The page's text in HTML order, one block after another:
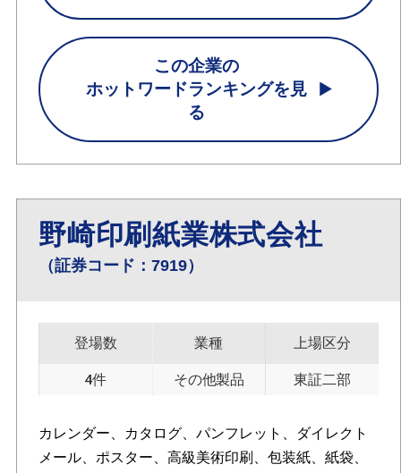
この企業の
ホットワードランキングを見
る
野崎印刷紙業株式会社
（証券コード：7919）
登場数
4件
業種
その他製品
上場区分
東証二部
カレンダー、カタログ、パンフレット、ダイレクト
メール、ポスター、高級美術印刷、包装紙、紙袋、